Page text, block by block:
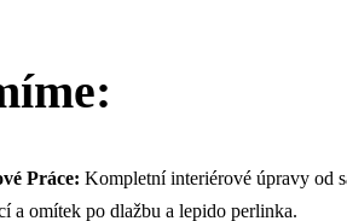
Práce: Kompletní interiérové úpravy od
a omítek po dlažbu a lepido perlinka.